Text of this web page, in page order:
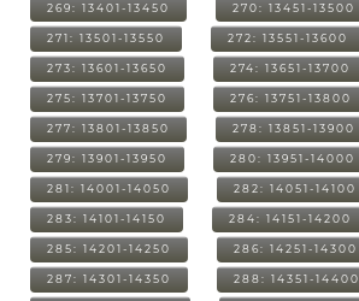
269: 13401-13450 270: 13451-13500
271: 13501-13550 272: 13551-13600
273: 13601-13650 274: 13651-13700
275: 13701-13750 276: 13751-13800
277: 13801-13850 278: 13851-13900
279: 13901-13950 280: 13951-14000
281: 14001-14050 282: 14051-14100
283: 14101-14150 284: 14151-14200
285: 14201-14250 286: 14251-14300
287: 14301-14350 288: 14351-14400